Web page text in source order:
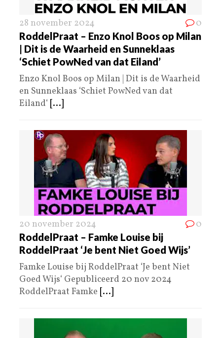
28 november 2024 0
RoddelPraat – Enzo Knol Boos op Milan
| Dit is de Waarheid en Sunneklaas
‘Schiet PowNed van dat Eiland’
Enzo Knol Boos op Milan | Dit is de Waarheid
en Sunneklaas ‘Schiet PowNed van dat
Eiland‘ [...]
20 november 2024 0
RoddelPraat – Famke Louise bij
RoddelPraat ‘Je bent Niet Goed Wijs’
Famke Louise bij RoddelPraat ‘Je bent Niet
Goed Wijs‘ Gepubliceerd 20 nov 2024
RoddelPraat Famke [...]